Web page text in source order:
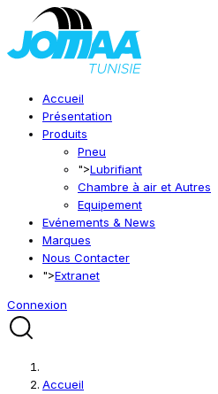
Accueil
Présentation
Produits
Pneu
">Lubrifiant
Chambre à air et Autres
Equipement
Evénements & News
Marques
Nous Contacter
">Extranet
Connexion
Accueil